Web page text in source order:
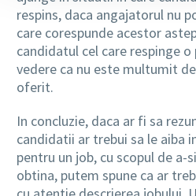
respins, daca angajatorul nu
care corespunde acestor
candidatul cel care respinge
vedere ca nu este multumit
oferit.
In concluzie, daca ar fi sa
candidatii ar trebui sa le aiba
pentru un job, cu scopul de a-
obtina, putem spune ca ar